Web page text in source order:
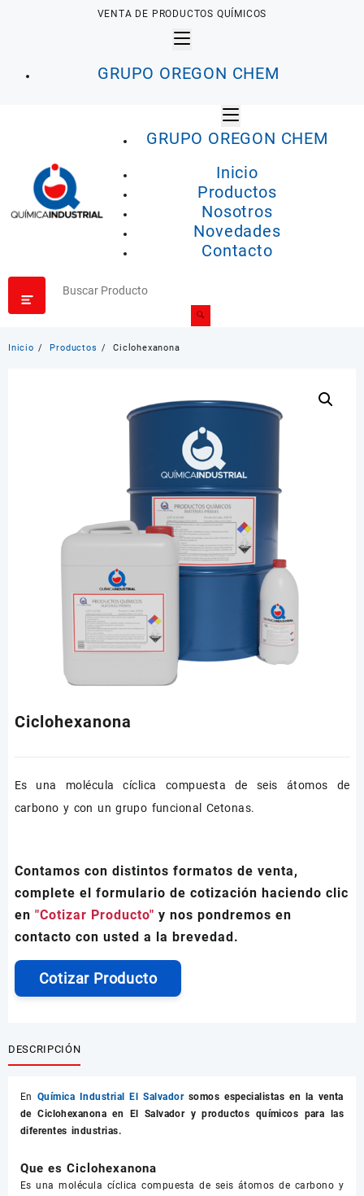
VENTA DE PRODUCTOS QUÍMICOS
GRUPO OREGON CHEM
GRUPO OREGON CHEM
Inicio
Productos
Nosotros
Novedades
Contacto
Inicio Productos Ciclohexanona
Ciclohexanona
Es una molécula cíclica compuesta de seis átomos de
carbono y con un grupo funcional Cetonas.
Contamos con distintos formatos de venta,
complete el formulario de cotización haciendo clic
en "Cotizar Producto" y nos pondremos en
contacto con usted a la brevedad.
Cotizar Producto
DESCRIPCIÓN
En Química Industrial El Salvadorsomos especialistas en la venta
deCiclohexanonaen El Salvador y productos químicos para las
diferentes industrias.
Que es Ciclohexanona
Es una molécula cíclica compuesta de seis átomos de carbono y